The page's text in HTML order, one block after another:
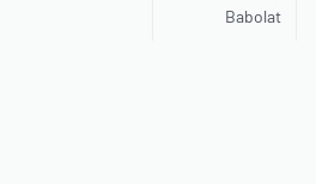
Babolat